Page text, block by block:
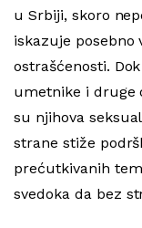
u Srbiji, skoro
iskazuje posebno
ostrašćenosti.
umetnike i druge
su njihova
strane stiže
prećutkivanih
svedoka da bez